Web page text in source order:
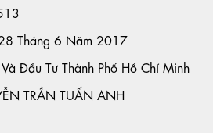
Tháng 6 Năm 2017
Đầu Tư Thành Phố Hồ Chí Minh
TRẦN TUẤN ANH